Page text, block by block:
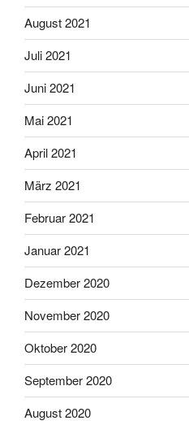
August 2021
Juli 2021
Juni 2021
Mai 2021
April 2021
März 2021
Februar 2021
Januar 2021
Dezember 2020
November 2020
Oktober 2020
September 2020
August 2020